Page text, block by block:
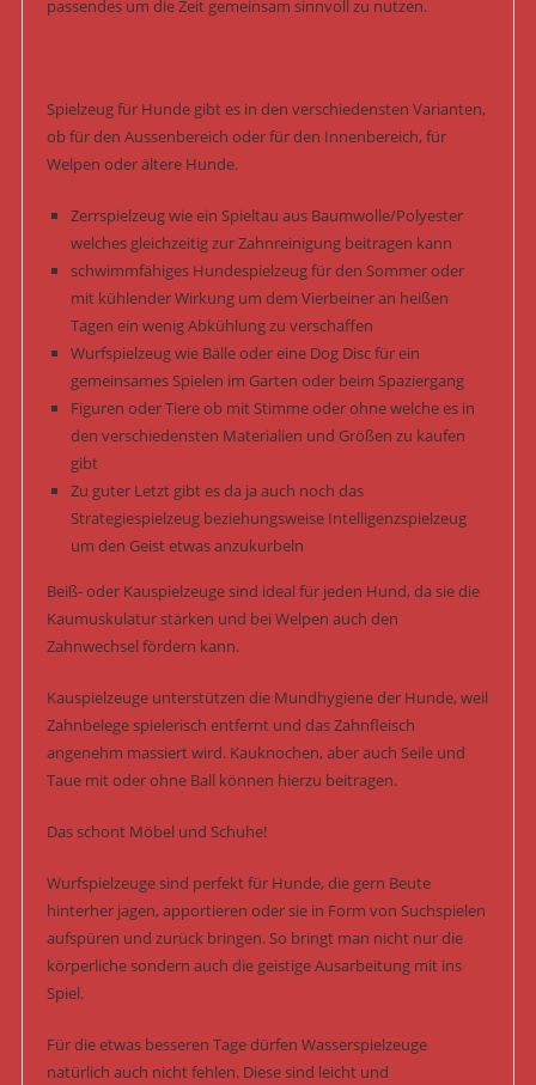
passendes um die Zeit gemeinsam sinnvoll zu nutzen.
Spielzeug für Hunde gibt es in den verschiedensten Varianten,
ob für den Aussenbereich oder für den Innenbereich, für
Welpen oder ältere Hunde.
Zerrspielzeug wie ein Spieltau aus Baumwolle/Polyester
welches gleichzeitig zur Zahnreinigung beitragen kann
schwimmfähiges Hundespielzeug für den Sommer oder
mit kühlender Wirkung um dem Vierbeiner an heißen
Tagen ein wenig Abkühlung zu verschaffen
Wurfspielzeug wie Bälle oder eine Dog Disc für ein
gemeinsames Spielen im Garten oder beim Spaziergang
Figuren oder Tiere ob mit Stimme oder ohne welche es in
den verschiedensten Materialien und Größen zu kaufen
gibt
Zu guter Letzt gibt es da ja auch noch das
Strategiespielzeug beziehungsweise Intelligenzspielzeug
um den Geist etwas anzukurbeln
Beiß- oder Kauspielzeuge sind ideal für jeden Hund, da sie die
Kaumuskulatur stärken und bei Welpen auch den
Zahnwechsel fördern kann.
Kauspielzeuge unterstützen die Mundhygiene der Hunde, weil
Zahnbelege spielerisch entfernt und das Zahnfleisch
angenehm massiert wird. Kauknochen, aber auch Seile und
Taue mit oder ohne Ball können hierzu beitragen.
Das schont Möbel und Schuhe!
Wurfspielzeuge sind perfekt für Hunde, die gern Beute
hinterher jagen, apportieren oder sie in Form von Suchspielen
aufspüren und zurück bringen. So bringt man nicht nur die
körperliche sondern auch die geistige Ausarbeitung mit ins
Spiel.
Für die etwas besseren Tage dürfen Wasserspielzeuge
natürlich auch nicht fehlen. Diese sind leicht und